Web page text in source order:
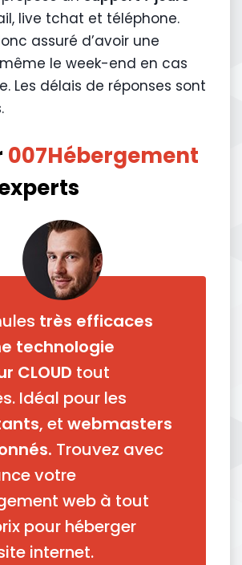
live tchat et téléphone.
assuré d’avoir une
le week-end en cas
Les délais de réponses sont
007Hébergement
très efficaces
technologie
CLOUD tout
Idéal pour les
, et webmasters
Trouvez avec
votre
web à tout
pour héberger
internet.